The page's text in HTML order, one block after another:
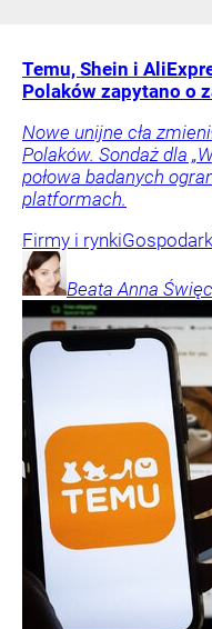
Temu, Shein i
Polaków zapytano o
Nowe unijne cła
Polaków. Sondaż dla
połowa badanych
platformach.
Firmy i rynki
Beata Anna